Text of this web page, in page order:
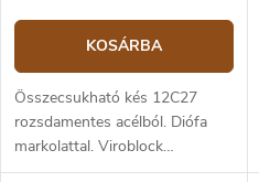
KOSÁRBA
Összecsukható kés 12C27
rozsdamentes acélból. Diófa
markolattal. Viroblock
biztosítással. A penge hossza 9